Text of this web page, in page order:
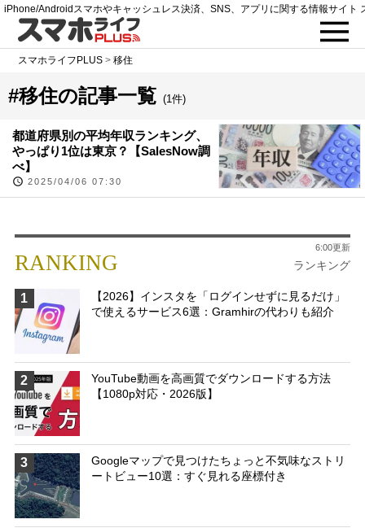
iPhone/Androidスマホやキャッシュレス決済、SNS、アプリに関する情報サイト
スマホライフPLUS >移住
#移住の記事一覧 (1件)
都道府県別の平均年収ランキング、
やっぱり1位は東京？【SalesNow調
べ】
2025/04/06 07:30
RANKING ランキング
6:00更新
1
【2026】インスタを「ログインせずに見るだけ」
で使えるサービス6選：Gramhirの代わりも紹介
2
YouTube動画を高画質でダウンロードする方法
【1080p対応・2026版】
3
Googleマップで見つけたちょっと不気味なストリ
ートビュー10選：すぐ見れる座標付き